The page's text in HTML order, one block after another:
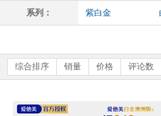
系列： 紫白金
综合排序 销量 价格 评论数